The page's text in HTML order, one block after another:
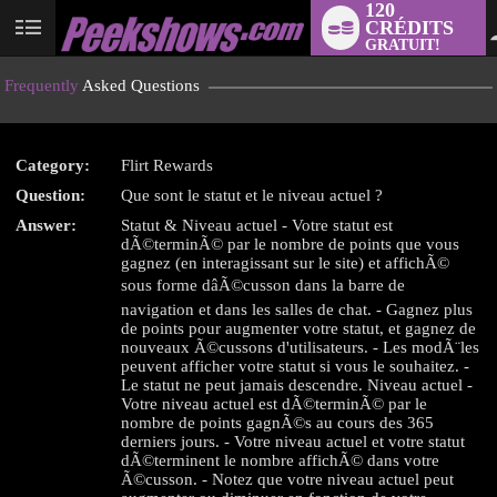
User
status
120
CRÉDITS
GRATUIT!
Frequently Asked Questions
Category:
Flirt Rewards
Question:
Que sont le statut et le niveau actuel ?
Answer:
Statut & Niveau actuel - Votre statut est
dÃ©terminÃ© par le nombre de points que vous
gagnez (en interagissant sur le site) et affichÃ©
sous forme dâÃ©cusson dans la barre de
navigation et dans les salles de chat. - Gagnez plus
de points pour augmenter votre statut, et gagnez de
nouveaux Ã©cussons d'utilisateurs. - Les modÃ¨les
peuvent afficher votre statut si vous le souhaitez. -
Le statut ne peut jamais descendre. Niveau actuel -
Votre niveau actuel est dÃ©terminÃ© par le
nombre de points gagnÃ©s au cours des 365
derniers jours. - Votre niveau actuel et votre statut
dÃ©terminent le nombre affichÃ© dans votre
Ã©cusson. - Notez que votre niveau actuel peut
LIMITED TIME OFFER!